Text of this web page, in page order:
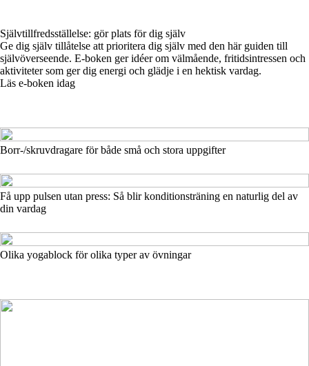
Självtillfredsställelse: gör plats för dig själv
Ge dig själv tillåtelse att prioritera dig själv med den här guiden till
självöverseende. E-boken ger idéer om välmående, fritidsintressen och
aktiviteter som ger dig energi och glädje i en hektisk vardag.
Läs e-boken idag
Borr-/skruvdragare för både små och stora uppgifter
Få upp pulsen utan press: Så blir konditionsträning en naturlig del av
din vardag
Olika yogablock för olika typer av övningar